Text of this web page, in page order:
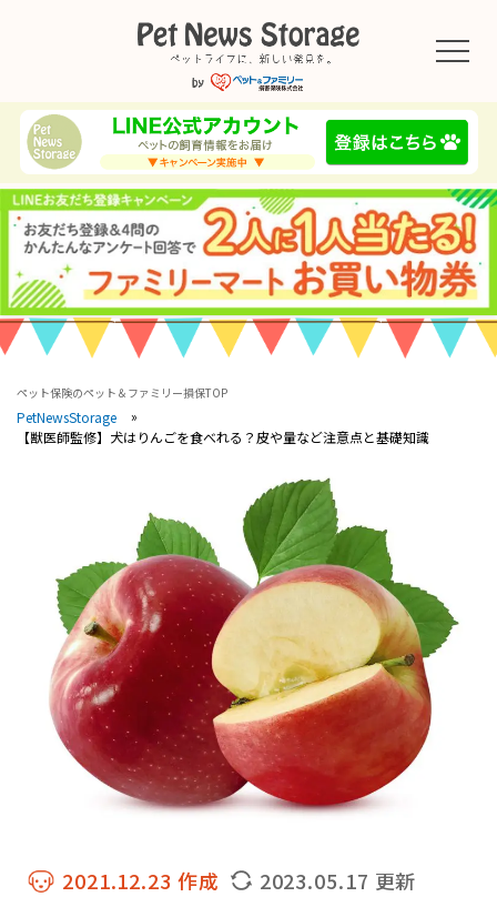
ペット保険のペット＆ファミリー損保TOP
PetNewsStorage
【獣医師監修】犬はりんごを食べれる？皮や量など注意点と基礎知識
2021.12.23 作成 2023.05.17 更新